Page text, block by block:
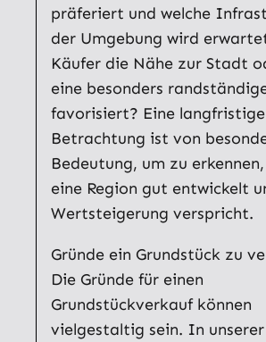
präferiert und welche
der Umgebung wird
Käufer die Nähe zur Stadt
eine besonders
favorisiert? Eine langfristige
Betrachtung ist von
Bedeutung, um zu
eine Region gut entwickelt
Wertsteigerung verspricht.
Gründe ein Grundstück zu
Die Gründe für einen
Grundstückverkauf können
vielgestaltig sein. In